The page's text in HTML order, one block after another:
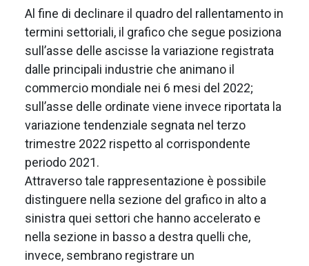
Al fine di declinare il quadro del rallentamento in
termini settoriali, il grafico che segue posiziona
sull’asse delle ascisse la variazione registrata
dalle principali industrie che animano il
commercio mondiale nei 6 mesi del 2022;
sull’asse delle ordinate viene invece riportata la
variazione tendenziale segnata nel terzo
trimestre 2022 rispetto al corrispondente
periodo 2021.
Attraverso tale rappresentazione è possibile
distinguere nella sezione del grafico in alto a
sinistra quei settori che hanno accelerato e
nella sezione in basso a destra quelli che,
invece, sembrano registrare un